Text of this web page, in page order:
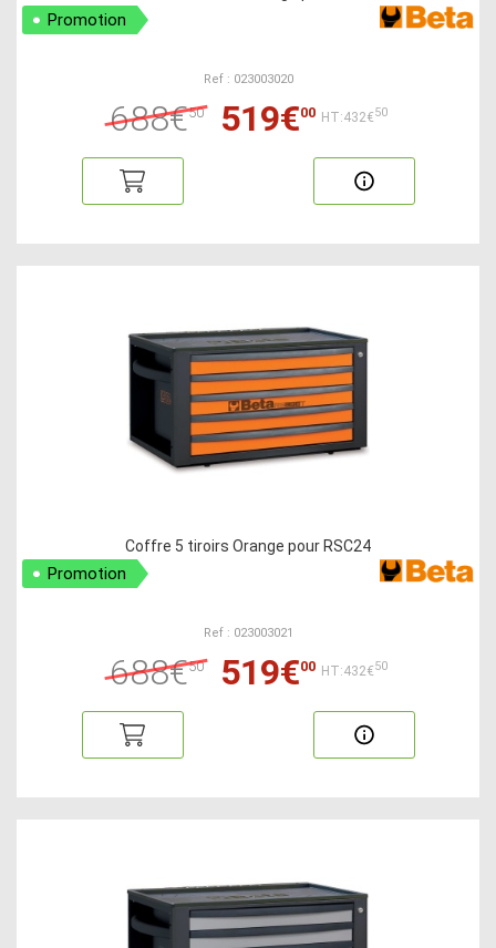
Promotion
Ref : 023003020
688€50 519€00 HT:432€50
Coffre 5 tiroirs Orange pour RSC24
Promotion
Ref : 023003021
688€50 519€00 HT:432€50